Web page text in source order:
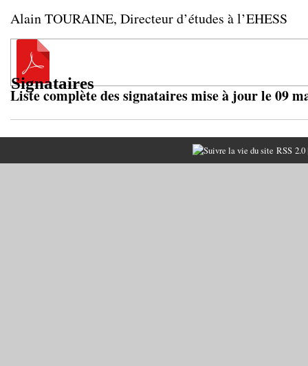
Alain TOURAINE, Directeur d’études à l’EHESS
Signataires
Liste complète des signataires mise à jour le 09
RSS 2.0